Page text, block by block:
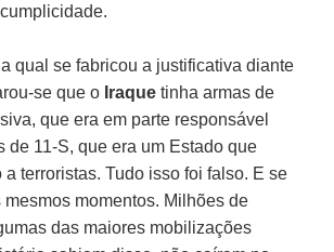
qual se fabricou a justificativa diante
se que o Iraque tinha armas de
que era em parte responsável
de 11-S, que era um Estado que
a terroristas. Tudo isso foi falso. E se
momentos. Milhões de
das maiores mobilizações